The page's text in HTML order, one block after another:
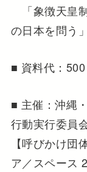
「象徴天皇
の日本を問う
■ 資料代：500
■ 主催：沖縄
行動実行委員
【呼びかけ団
ア／スペース